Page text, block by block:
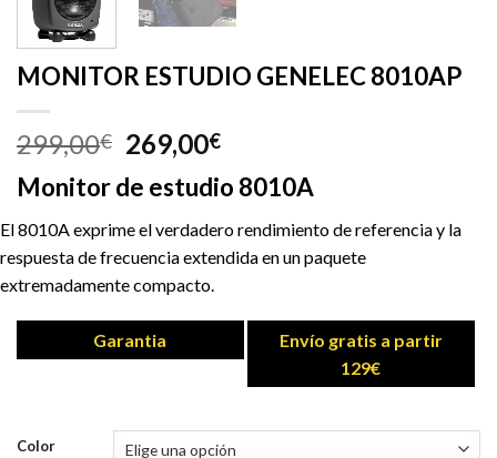
MONITOR ESTUDIO GENELEC 8010AP
299,00€ 269,00€
Monitor de estudio 8010A
El 8010A exprime el verdadero rendimiento de referencia y la
respuesta de frecuencia extendida en un paquete
extremadamente compacto.
Garantia
Envío gratis a partir
129€
Color